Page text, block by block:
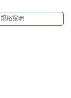
規格說明